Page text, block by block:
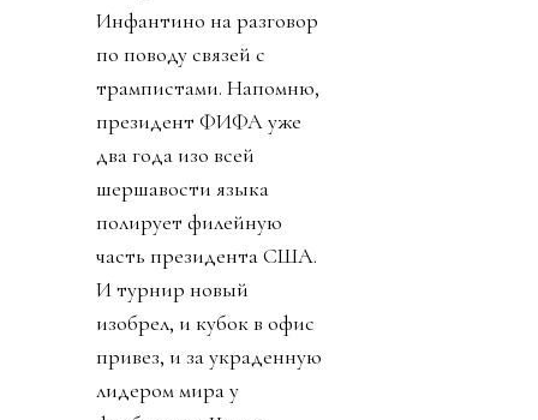
Инфантино на разговор
по поводу связей с
трампистами. Напомню,
президент ФИФА уже
два года изо всей
шершавости языка
полирует филейную
часть президента США.
И турнир новый
изобрел, и кубок в офис
привез, и за украденную
лидером мира у